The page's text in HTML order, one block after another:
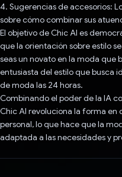
4. Sugerencias de accesorios:
sobre cómo combinar sus
El objetivo de Chic AI es
que la orientación sobre estilo
seas un novato en la moda que
entusiasta del estilo que busca
de moda las 24 horas.
Combinando el poder de la IA
Chic AI revoluciona la forma en
personal, lo que hace que la
adaptada a las necesidades y